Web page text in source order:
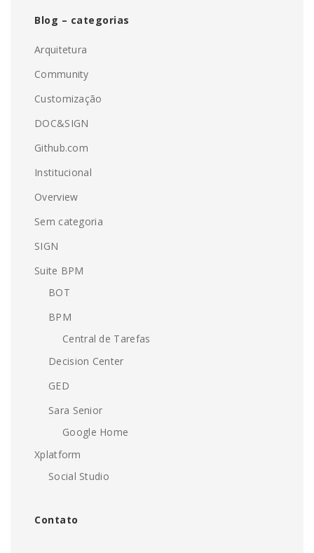
Blog – categorias
Arquitetura
Community
Customização
DOC&SIGN
Github.com
Institucional
Overview
Sem categoria
SIGN
Suite BPM
BOT
BPM
Central de Tarefas
Decision Center
GED
Sara Senior
Google Home
Xplatform
Social Studio
Contato